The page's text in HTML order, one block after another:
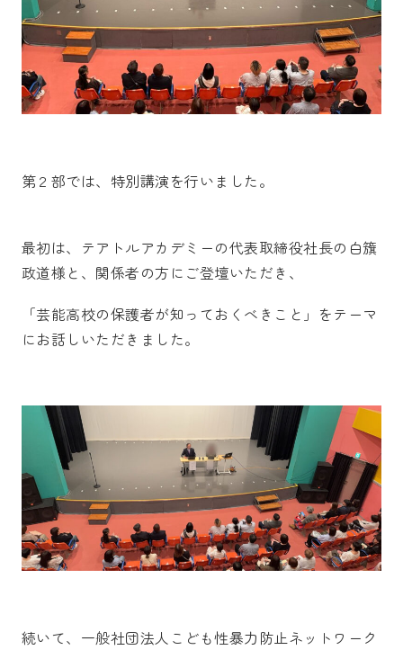
第２部では、特別講演を行いました。
最初は、テアトルアカデミーの代表取締役社長の白籏
政道様と、関係者の方にご登壇いただき、
「芸能高校の保護者が知っておくべきこと」をテーマ
にお話しいただきました。
続いて、一般社団法人こども性暴力防止ネットワーク